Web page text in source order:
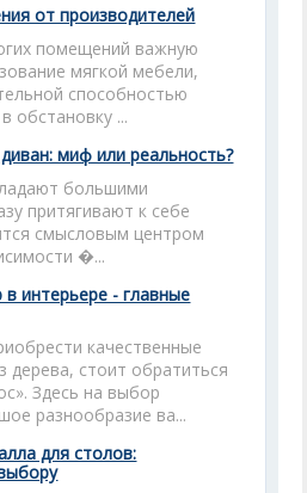
от производителей
помещений важную
мягкой мебели,
способностью
обстановку ...
миф или реальность?
большими
притягивают к себе
смысловым центром
�...
интерьере - главные
качественные
дерева, стоит обратиться
Здесь на выбор
разнообразие ва...
для столов: